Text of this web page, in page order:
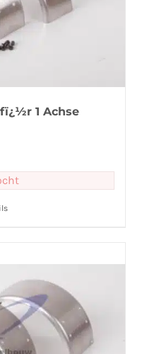
1 Achse